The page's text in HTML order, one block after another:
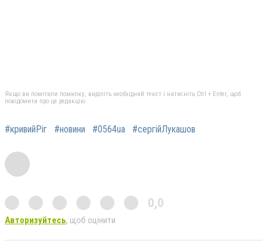
Якщо ви помітили помилку, виділіть необхідний текст і натисніть Ctrl + Enter, щоб
повідомити про це редакцію
#кривийРіг #новини #0564ua #сергійЛукашов
0,0
Авторизуйтесь, щоб оцінити